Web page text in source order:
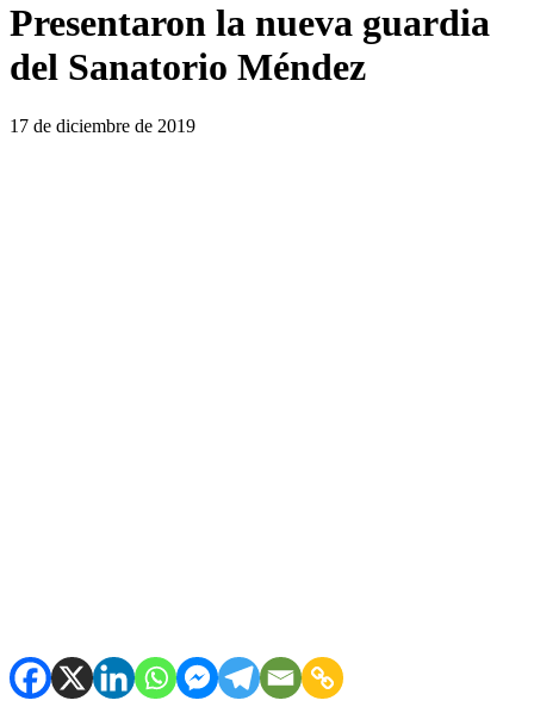
Presentaron la nueva guardia
del Sanatorio Méndez
17 de diciembre de 2019